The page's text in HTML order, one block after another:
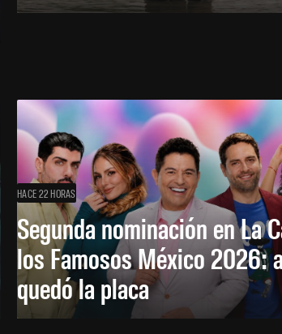
HACE 22 HORAS
Segunda nominación en La
los Famosos México 2026:
quedó la placa